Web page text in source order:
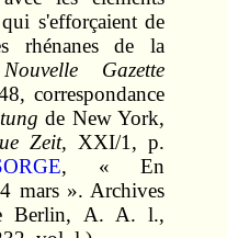
s'efforçaient de
rhénanes de la
Gazette
correspondance
de New York,
Zeit, XXI/1, p.
, « En
mars ». Archives
Berlin, A. A. l.,